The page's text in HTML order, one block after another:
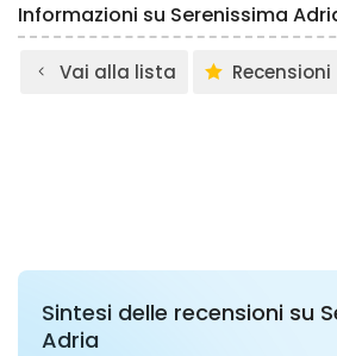
Informazioni su Serenissima
Vai alla lista Recensioni
Sintesi delle recensioni su
Adria